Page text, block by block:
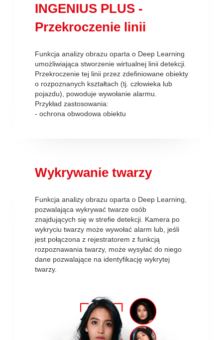
INGENIUS PLUS -
Przekroczenie linii
Funkcja analizy obrazu oparta o Deep Learning
umożliwiająca stworzenie wirtualnej linii detekcji.
Przekroczenie tej linii przez zdefiniowane obiekty
o rozpoznanych kształtach (tj. człowieka lub
pojazdu), powoduje wywołanie alarmu.
Przykład zastosowania:
- ochrona obwodowa obiektu
Wykrywanie twarzy
Funkcja analizy obrazu oparta o Deep Learning,
pozwalająca wykrywać twarze osób
znajdujących się w strefie detekcji. Kamera po
wykryciu twarzy może wywołać alarm lub, jeśli
jest połączona z rejestratorem z funkcją
rozpoznawania twarzy, może wysyłać do niego
dane pozwalające na identyfikację wykrytej
twarzy.